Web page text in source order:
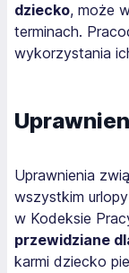
dziecko, może
terminach.
wykorzystania
Uprawnienia
wszystkim
w Kodeksie
przewidziane
karmi dziecko